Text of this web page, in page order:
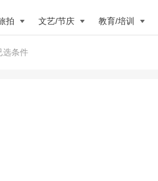
拍 文艺/节庆 教育/培训
选条件